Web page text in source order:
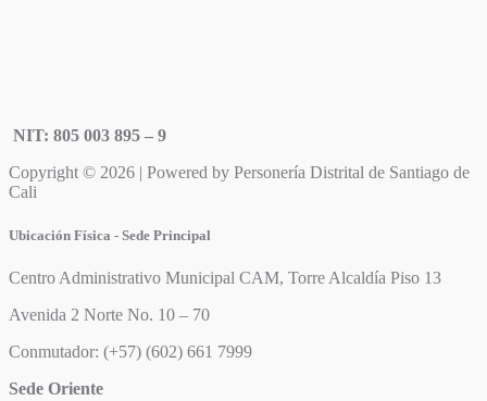
NIT: 805 003 895 – 9
Copyright © 2026 | Powered by Personería Distrital de Santiago de
Cali
Ubicación Física - Sede Principal
Centro Administrativo Municipal CAM, Torre Alcaldía Piso 13
Avenida 2 Norte No. 10 – 70
Conmutador: (+57) (602) 661 7999
Sede Oriente